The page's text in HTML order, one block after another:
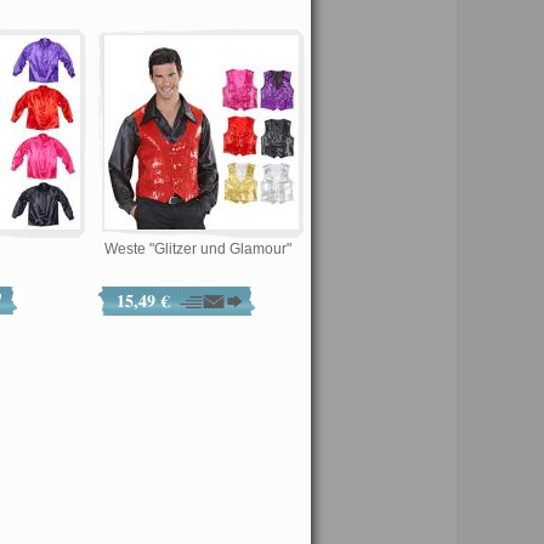
Weste "Glitzer und Glamour"
15,49 €